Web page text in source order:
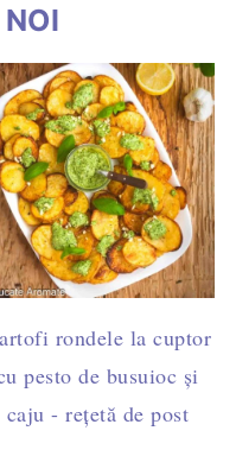
Diferențe și
rondele la cuptor
pesto de busuioc și
caju - rețetă de post